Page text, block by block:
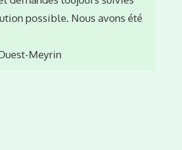
possible. Nous avons été
Meyrin